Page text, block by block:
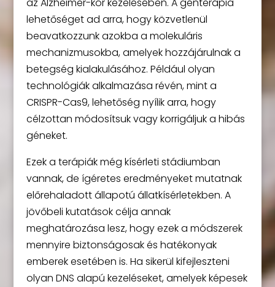
lehetőséget ad arra, hogy közvetlenül
beavatkozzunk azokba a molekuláris
mechanizmusokba, amelyek hozzájárulnak a
betegség kialakulásához. Például olyan
technológiák alkalmazása révén, mint a
CRISPR-Cas9, lehetőség nyílik arra, hogy
célzottan módosítsuk vagy korrigáljuk a hibás
géneket.
Ezek a terápiák még kísérleti stádiumban
vannak, de ígéretes eredményeket mutatnak
előrehaladott állapotú állatkísérletekben. A
jövőbeli kutatások célja annak
meghatározása lesz, hogy ezek a módszerek
mennyire biztonságosak és hatékonyak
emberek esetében is. Ha sikerül kifejleszteni
olyan DNS alapú kezeléseket, amelyek képesek